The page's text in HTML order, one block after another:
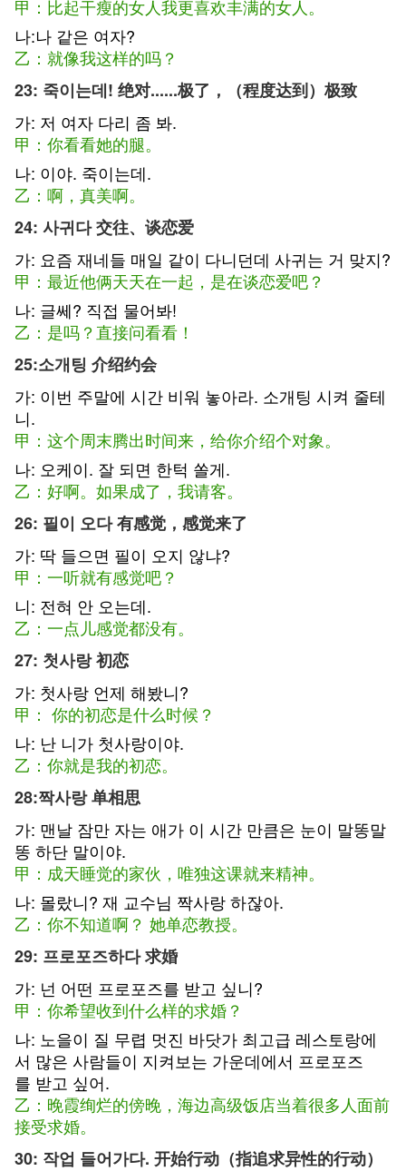
甲：比起干瘦的女人我更喜欢丰满的女人。
나:나 같은 여자?
乙：就像我这样的吗？
23: 죽이는데! 绝对......极了，（程度达到）极致
가: 저 여자 다리 좀 봐.
甲：你看看她的腿。
나: 이야. 죽이는데.
乙：啊，真美啊。
24: 사귀다 交往、谈恋爱
가: 요즘 재네들 매일 같이 다니던데 사귀는 거 맞지?
甲：最近他俩天天在一起，是在谈恋爱吧？
나: 글쎄? 직접 물어봐!
乙：是吗？直接问看看！
25:소개팅 介绍约会
가: 이번 주말에 시간 비워 놓아라. 소개팅 시켜 줄테
니.
甲：这个周末腾出时间来，给你介绍个对象。
나: 오케이. 잘 되면 한턱 쏠게.
乙：好啊。如果成了，我请客。
26: 필이 오다 有感觉，感觉来了
가: 딱 들으면 필이 오지 않냐?
甲：一听就有感觉吧？
니: 전혀 안 오는데.
乙：一点儿感觉都没有。
27: 첫사랑 初恋
가: 첫사랑 언제 해봤니?
甲： 你的初恋是什么时候？
나: 난 니가 첫사랑이야.
乙：你就是我的初恋。
28:짝사랑 单相思
가: 맨날 잠만 자는 애가 이 시간 만큼은 눈이 말똥말
똥 하단 말이야.
甲：成天睡觉的家伙，唯独这课就来精神。
나: 몰랐니? 재 교수님 짝사랑 하잖아.
乙：你不知道啊？ 她单恋教授。
29: 프로포즈하다 求婚
가: 넌 어떤 프로포즈를 받고 싶니?
甲：你希望收到什么样的求婚？
나: 노을이 질 무렵 멋진 바닷가 최고급 레스토랑에
서 많은 사람들이 지켜보는 가운데에서 프로포즈
를 받고 싶어.
乙：晚霞绚烂的傍晚，海边高级饭店当着很多人面前
接受求婚。
30: 작업 들어가다. 开始行动（指追求异性的行动）